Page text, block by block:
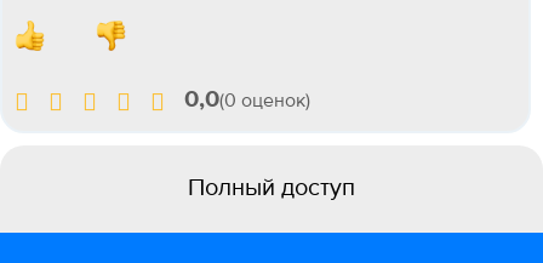
0,0(0 оценок)
Полный доступ